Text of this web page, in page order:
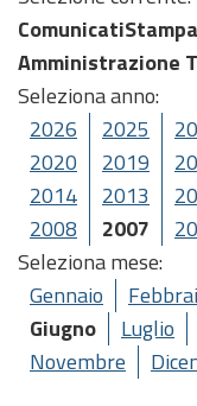
Amministrazione
Seleziona anno:
2026
2025
2020
2019
2014
2013
2008
2007
Seleziona mese:
Gennaio
Giugno
Luglio
Novembre